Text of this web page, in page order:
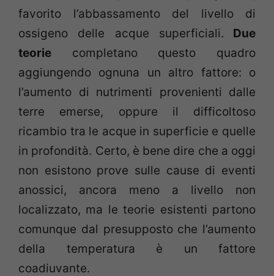
favorito l’abbassamento del livello di
ossigeno delle acque superficiali. Due
teorie completano questo quadro
aggiungendo ognuna un altro fattore: o
l’aumento di nutrimenti provenienti dalle
terre emerse, oppure il difficoltoso
ricambio tra le acque in superficie e quelle
in profondità. Certo, è bene dire che a oggi
non esistono prove sulle cause di eventi
anossici, ancora meno a livello non
localizzato, ma le teorie esistenti partono
comunque dal presupposto che l’aumento
della temperatura è un fattore
coadiuvante.